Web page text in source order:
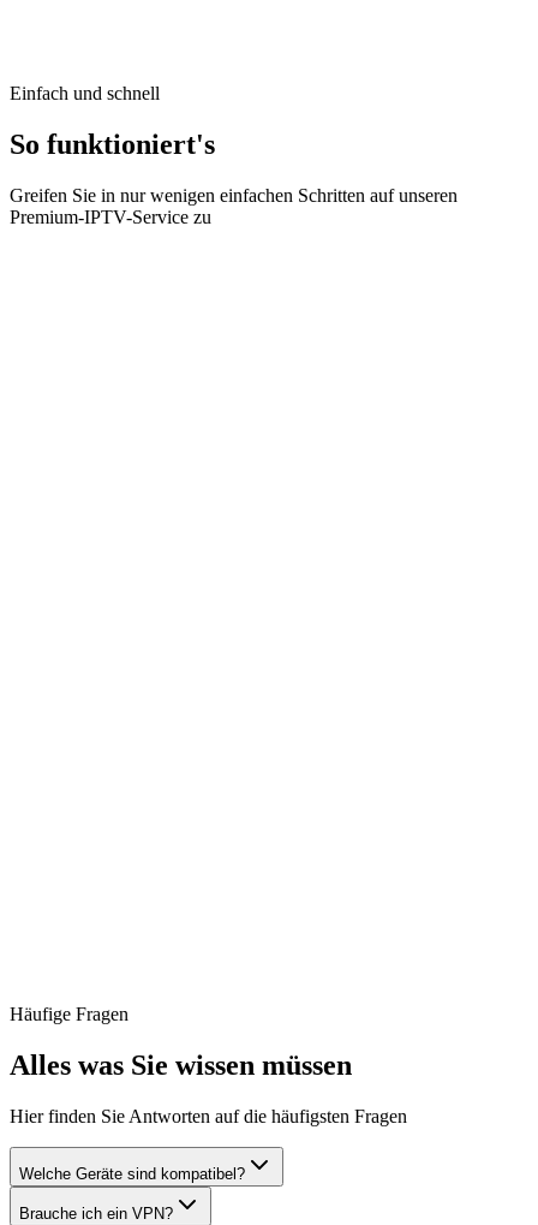
Einfach und schnell
So funktioniert's
Greifen Sie in nur wenigen einfachen Schritten auf unseren
Premium-IPTV-Service zu
Häufige Fragen
Alles was Sie wissen müssen
Hier finden Sie Antworten auf die häufigsten Fragen
Welche Geräte sind kompatibel?
Brauche ich ein VPN?